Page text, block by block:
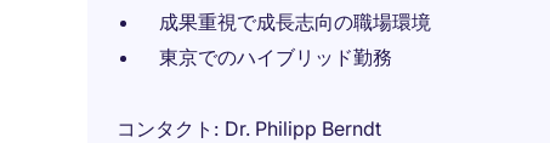
成果重視で成長志向の職場環境
東京でのハイブリッド勤務
コンタクト
Dr. Philipp Berndt